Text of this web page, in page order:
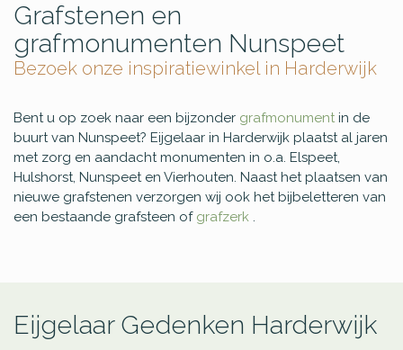
Grafstenen en
grafmonumenten Nunspeet
Bezoek onze inspiratiewinkel in Harderwijk
Bent u op zoek naar een bijzonder grafmonument in de
buurt van Nunspeet? Eijgelaar in Harderwijk plaatst al jaren
met zorg en aandacht monumenten in o.a. Elspeet,
Hulshorst, Nunspeet en Vierhouten. Naast het plaatsen van
nieuwe grafstenen verzorgen wij ook het bijbeletteren van
een bestaande grafsteen of grafzerk .
Eijgelaar Gedenken Harderwijk